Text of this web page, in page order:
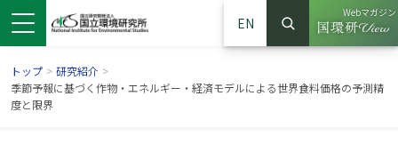
EN
サイト内検索
検索
Webマガジン
（別ウイ
トップ > 研究紹介 >
季節予報に基づく作物・エネルギー・経済モデルによる世界食料価格の予測精
度と限界